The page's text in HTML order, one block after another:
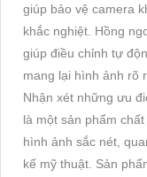
giúp bảo vệ camera
khắc nghiệt. Hồng
giúp điều chỉnh tự
mang lại hình ảnh rõ
Nhận xét những ưu
là một sản phẩm
hình ảnh sắc nét,
kế mỹ thuật. Sản